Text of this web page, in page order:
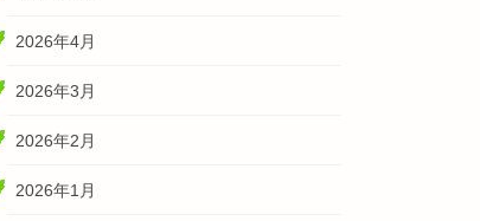
2026年4月
2026年3月
2026年2月
2026年1月